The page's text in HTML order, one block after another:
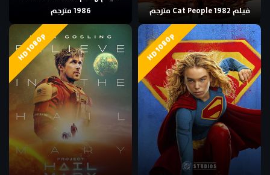
فيلم Cat People 1982 مترجم
1986 مترجم
HD 1080p
HD 1080p